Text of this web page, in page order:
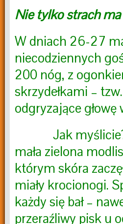
Nie tylko strach
W dniach 26-27
niecodziennych
200 nóg, z
skrzydełkami –
odgryzające
Jak myślicie?
mała zielona
którym skóra
miały krocionogi.
każdy się bał –
przeraźliwy pisk u